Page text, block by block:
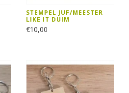
STEMPEL JUF/MEESTER
LIKE IT DUIM
€10,00